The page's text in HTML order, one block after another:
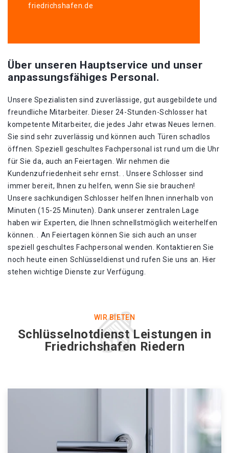
friedrichshafen.de
Über unseren Hauptservice und unser
anpassungsfähiges Personal.
Unsere Spezialisten sind zuverlässige, gut ausgebildete und
freundliche Mitarbeiter. Dieser 24-Stunden-Schlosser hat
kompetente Mitarbeiter, die jedes Jahr etwas Neues lernen.
Sie sind sehr zuverlässig und können auch Türen schadlos
öffnen. Speziell geschultes Fachpersonal ist rund um die Uhr
für Sie da, auch an Feiertagen. Wir nehmen die
Kundenzufriedenheit sehr ernst. . Unsere Schlosser sind
immer bereit, Ihnen zu helfen, wenn Sie sie brauchen!
Unsere sachkundigen Schlosser helfen Ihnen innerhalb von
Minuten (15-25 Minuten). Dank unserer zentralen Lage
haben wir Experten, die Ihnen schnellstmöglich weiterhelfen
können. . An Feiertagen können Sie sich auch an unser
speziell geschultes Fachpersonal wenden. Kontaktieren Sie
noch heute einen Schlüsseldienst und rufen Sie uns an. Hier
stehen wichtige Dienste zur Verfügung.
WIR BIETEN
Schlüsselnotdienst Leistungen in
Friedrichshafen Riedern